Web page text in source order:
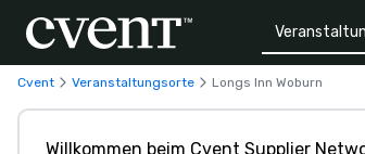
Cvent Veranstaltungsorte Longs Inn Woburn
Willkommen beim Cvent Supplier